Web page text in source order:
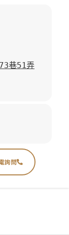
巷51弄
詢問